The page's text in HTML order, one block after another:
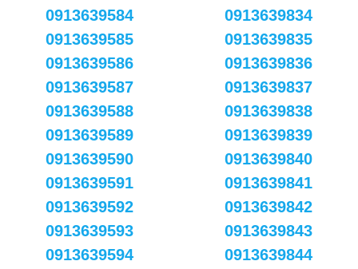
0913639584
0913639585
0913639586
0913639587
0913639588
0913639589
0913639590
0913639591
0913639592
0913639593
0913639594
0913639834
0913639835
0913639836
0913639837
0913639838
0913639839
0913639840
0913639841
0913639842
0913639843
0913639844